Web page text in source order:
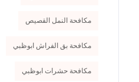
مكافحة النمل القصيص
مكافحة بق الفراش ابوظبي
مكافحة حشرات ابوظبي